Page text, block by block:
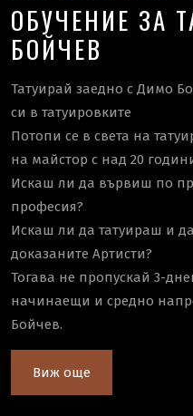
ОБУЧЕНИЕ ЗА
БОЙЧЕВ
Татуирай заедно с Димо
си в татуировките
Потопи се в света на
на майстор с над 20
Искаш ли да вървиш по
професия?
Искаш ли да татуираш и
доказаните Артисти?
Тогава не пропускай 3-
начинаещи и средно
Бойчев.
Виж още